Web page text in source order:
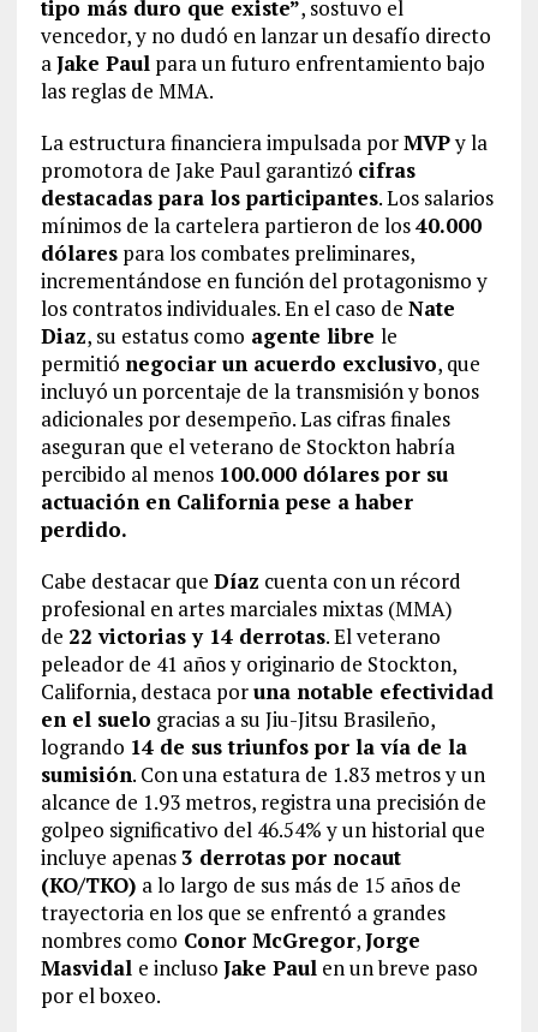
tipo más duro que existe”, sostuvo el
vencedor, y no dudó en lanzar un desafío directo
aJake Paulpara un futuro enfrentamiento bajo
las reglas de MMA.
La estructura financiera impulsada porMVPy la
promotora de Jake Paul garantizó cifras
destacadas para los participantes. Los salarios
mínimos de la cartelera partieron de los40.000
dólarespara los combates preliminares,
incrementándose en función del protagonismo y
los contratos individuales. En el caso de Nate
Diaz, su estatus como agente libre le
permitió negociar un acuerdo exclusivo, que
incluyó un porcentaje de la transmisión y bonos
adicionales por desempeño. Las cifras finales
aseguran que el veterano de Stockton habría
percibido al menos 100.000 dólares por su
actuación en California pese a haber
perdido.
Cabe destacar que Díaz cuenta con un récord
profesional en artes marciales mixtas (MMA)
de 22 victorias y 14 derrotas. El veterano
peleador de 41 años y originario de Stockton,
California, destaca poruna notable efectividad
en el suelo gracias a su Jiu-Jitsu Brasileño,
logrando 14 de sus triunfos por la vía de la
sumisión. Con una estatura de 1.83 metros y un
alcance de 1.93 metros, registra una precisión de
golpeo significativo del 46.54% y un historial que
incluye apenas3 derrotas por nocaut
(KO/TKO) a lo largo de sus más de 15 años de
trayectoria en los que se enfrentó a grandes
nombres como Conor McGregor,Jorge
Masvidal e incluso Jake Paulen un breve paso
por el boxeo.